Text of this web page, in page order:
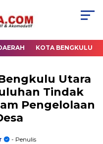
KOTA BENGKULU
Utara
Tindak
Pengelolaan
- Penulis